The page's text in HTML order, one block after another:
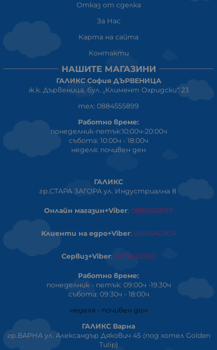
Отказ от сделка
За Нас
Карта на сайта
Контакти
НАШИТЕ МАГАЗИНИ
ГАЛИКС София ДЪРВЕНИЦА
ж.к. Дървеница, бул. „Климент Охридски“ 23
тел: 0884555899
Работно време:
понеделник-петък:10:00ч-20:00ч
събота: 10:00ч - 18:00ч
неделя: почивен ден
ГАЛИКС
гр.СТАРА ЗАГОРА ул. Индустриална 8
Онлайн магазин+Viber: 0889555899
Клиенти на едро+Viber: 0884942834
Сервиз+Viber: 0879603293
Работно време:
понеделник - петък: 09:00ч -19:30ч
събота: 09:30ч - 18:00ч
неделя - почивен ден
ГАЛИКС Варна
гр.ВАРНА ул. Александър Дякович 45 (под хотел Golden
Tulip)